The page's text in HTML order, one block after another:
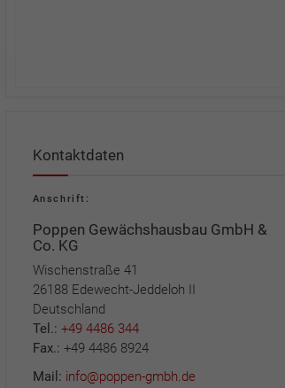
Kontaktdaten
Anschrift:
Poppen Gewächshausbau GmbH &
Co. KG
Wischenstraße 41
26188 Edewecht-Jeddeloh II
Deutschland
Tel.: +49 4486 344
Fax.: +49 4486 8924
Mail: info@poppen-gmbh.de